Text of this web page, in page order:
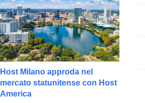
Host Milano approda nel
mercato statunitense con Host
America